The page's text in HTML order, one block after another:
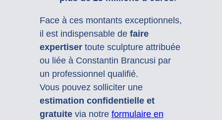
Face à ces montants exceptionnels,
il est indispensable de faire
expertisertoute sculpture attribuée
ou liée à Constantin Brancusi par
un professionnel qualifié.
Vous pouvez solliciter une
estimation confidentielle et
gratuitevia notre formulaire en